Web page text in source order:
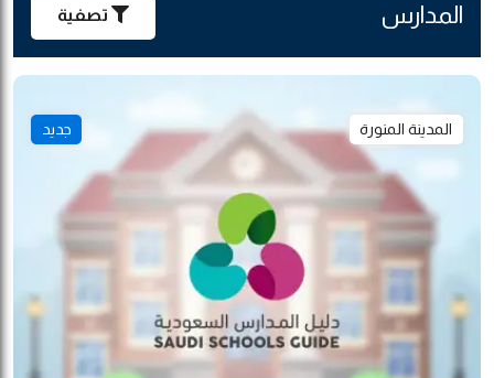
المدارس تصفية
المدينة المنورة جديد